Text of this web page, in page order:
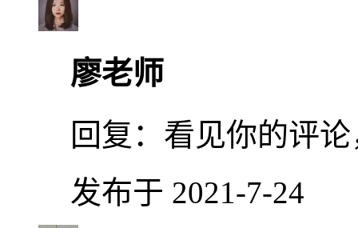
廖老师
回复： 看见你的评
发布于 2021-7-24